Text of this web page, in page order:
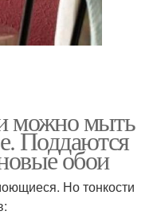
можно мыть
Поддаются
обои
Но тонкости